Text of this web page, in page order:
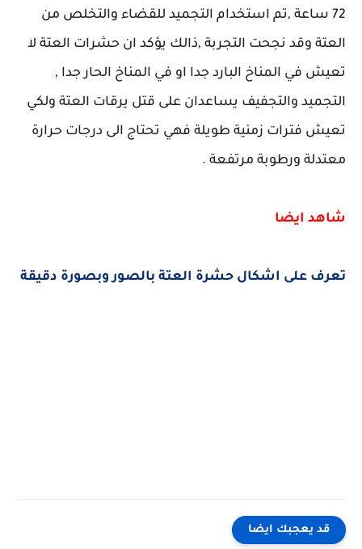
72 ساعة ,تم استخدام التجميد للقضاء والتخلص من
العتة وقد نجحت التجربة ,ذالك يؤكد ان حشرات العتة لا
تعيش في المناخ البارد جدا او في المناخ الحار جدا ,
التجميد والتجفيف يساعدان على قتل يرقات العتة ولكي
تعيش فترات زمنية طويلة فهي تحتاج الى درجات حرارة
معتدلة ورطوبة مرتفعة .
شاهد ايضا
تعرف على اشكال حشرة العتة بالصور وبصورة دقيقة
قد يعجبك ايضا